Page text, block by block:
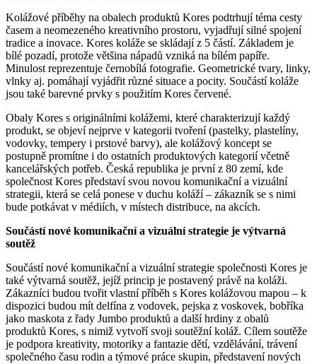
Kolážové příběhy na obalech produktů Kores podtrhují téma cesty
časem a neomezeného kreativního prostoru, vyjadřují silné spojení
tradice a inovace. Kores koláže se skládají z 5 částí. Základem je
bílé pozadí, protože většina nápadů vzniká na bílém papíře.
Minulost reprezentuje černobílá fotografie. Geometrické tvary, linky,
vlnky aj. pomáhají vyjádřit různé situace a pocity. Součástí koláže
jsou také barevné prvky s použitím Kores červené.
Obaly Kores s originálními kolážemi, které charakterizují každý
produkt, se objeví nejprve v kategorii tvoření (pastelky, plastelíny,
vodovky, tempery i prstové barvy), ale kolážový koncept se
postupně promítne i do ostatních produktových kategorií včetně
kancelářských potřeb. Česká republika je první z 80 zemí, kde
společnost Kores představí svou novou komunikační a vizuální
strategii, která se celá ponese v duchu koláží – zákazník se s nimi
bude potkávat v médiích, v místech distribuce, na akcích.
Součástí nové komunikační a vizuální strategie je výtvarná
soutěž
Součástí nové komunikační a vizuální strategie společnosti Kores je
také výtvarná soutěž, jejíž princip je postavený právě na koláži.
Zákazníci budou tvořit vlastní příběh s Kores kolážovou mapou – k
dispozici budou mít delfína z vodovek, pejska z voskovek, bobříka
jako maskota z řady Jumbo produktů a další hrdiny z obalů
produktů Kores, s nimiž vytvoří svoji soutěžní koláž. Cílem soutěže
je podpora kreativity, motoriky a fantazie dětí, vzdělávání, trávení
společného času rodin a týmové práce skupin, představení nových